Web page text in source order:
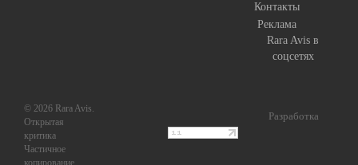
Контакты
Реклама
Rara Avis в
соцсетях
Разработка
© 2026 Rara Avis.
Открытая
критика
Частичное
копирование